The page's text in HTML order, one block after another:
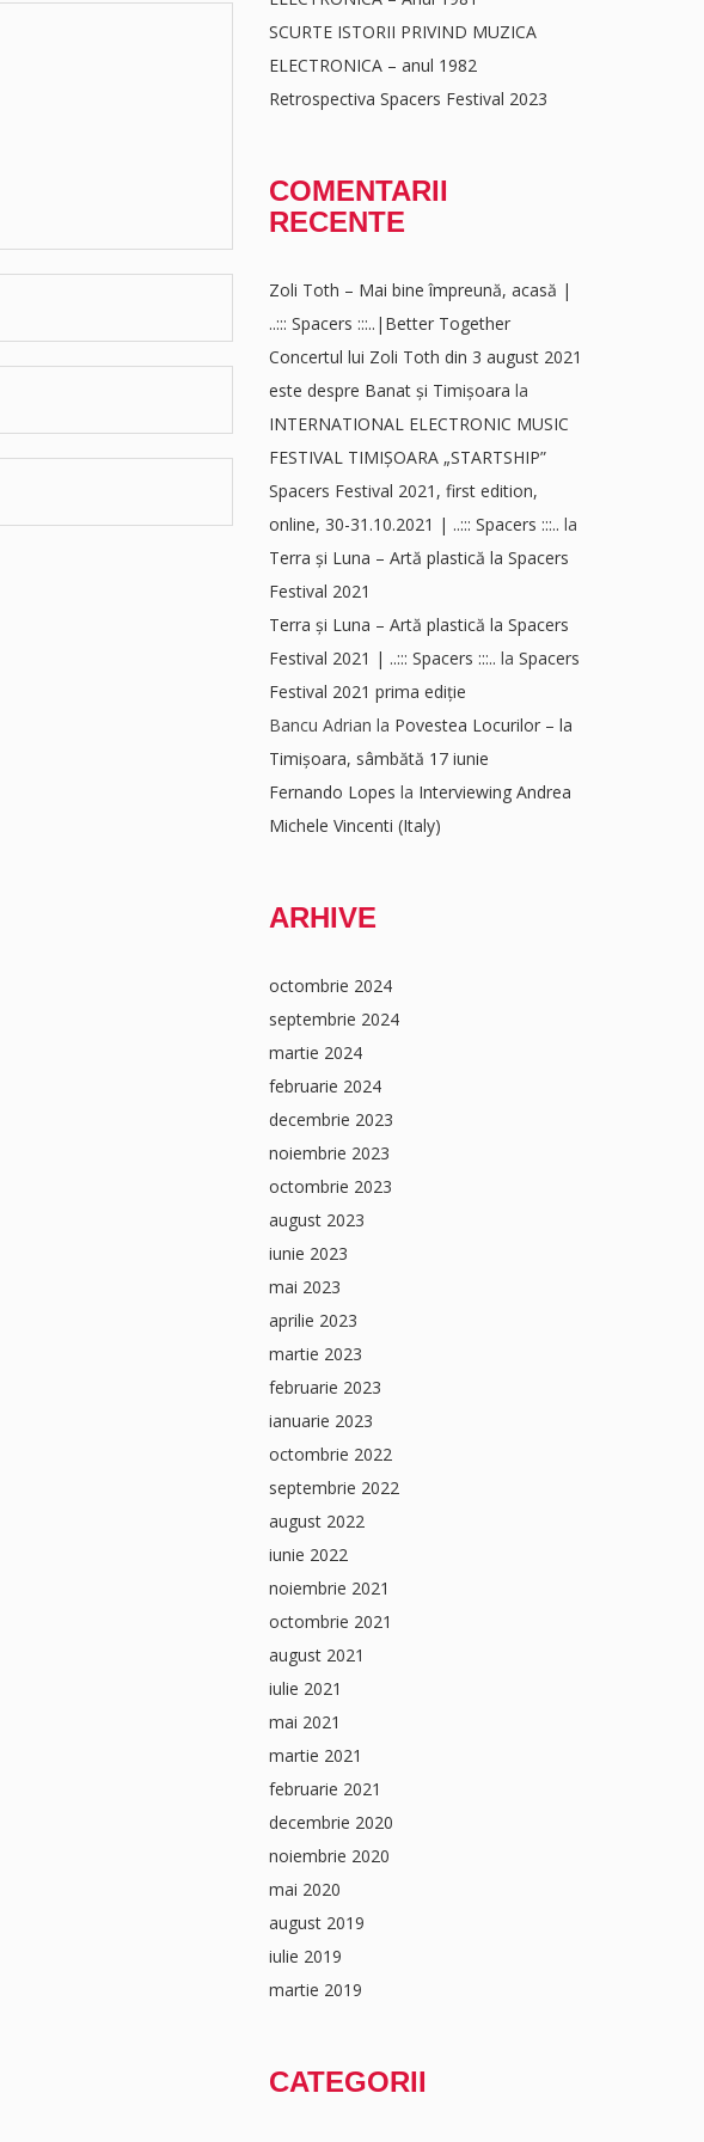
SCURTE ISTORII PRIVIND MUZICA
ELECTRONICA – anul 1982
Retrospectiva Spacers Festival 2023
COMENTARII
RECENTE
Zoli Toth – Mai bine împreună, acasă |
..::: Spacers :::..|Better Together
Concertul lui Zoli Toth din 3 august 2021
este despre Banat și Timișoara la
INTERNATIONAL ELECTRONIC MUSIC
FESTIVAL TIMIȘOARA „STARTSHIP”
Spacers Festival 2021, first edition,
online, 30-31.10.2021 | ..::: Spacers :::.. la
Terra și Luna – Artă plastică la Spacers
Festival 2021
Terra și Luna – Artă plastică la Spacers
Festival 2021 | ..::: Spacers :::.. la Spacers
Festival 2021 prima ediție
Bancu Adrian la Povestea Locurilor – la
Timișoara, sâmbătă 17 iunie
Fernando Lopes la Interviewing Andrea
Michele Vincenti (Italy)
ARHIVE
octombrie 2024
septembrie 2024
martie 2024
februarie 2024
decembrie 2023
noiembrie 2023
octombrie 2023
august 2023
iunie 2023
mai 2023
aprilie 2023
martie 2023
februarie 2023
ianuarie 2023
octombrie 2022
septembrie 2022
august 2022
iunie 2022
noiembrie 2021
octombrie 2021
august 2021
iulie 2021
mai 2021
martie 2021
februarie 2021
decembrie 2020
noiembrie 2020
mai 2020
august 2019
iulie 2019
martie 2019
CATEGORII